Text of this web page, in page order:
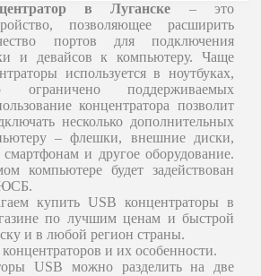
в Луганске – это
позволяющее расширить
портов для подключения
и девайсов к компьютеру. Чаще
используется в ноутбуках,
ограничено поддерживаемых
концентратора позволит
несколько дополнительных
– флешки, внешние диски,
и другое оборудование.
компьютере будет задействован
ЮСБ.
купить USB концентраторы в
по лучшим ценам и быстрой
и в любой регион страны.
и их особенности.
USB можно разделить на две